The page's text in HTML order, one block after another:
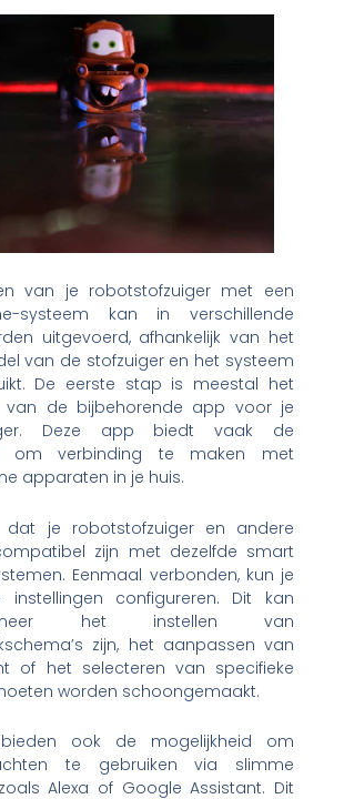
van je robotstofzuiger met een
systeem kan in verschillende
uitgevoerd, afhankelijk van het
van de stofzuiger en het systeem
De eerste stap is meestal het
van de bijbehorende app voor je
Deze app biedt vaak de
om verbinding te maken met
apparaten in je huis.
dat je robotstofzuiger en andere
zijn met dezelfde smart
Eenmaal verbonden, kun je
instellingen configureren. Dit kan
het instellen van
zijn, het aanpassen van
of het selecteren van specifieke
worden schoongemaakt.
ook de mogelijkheid om
te gebruiken via slimme
Alexa of Google Assistant. Dit